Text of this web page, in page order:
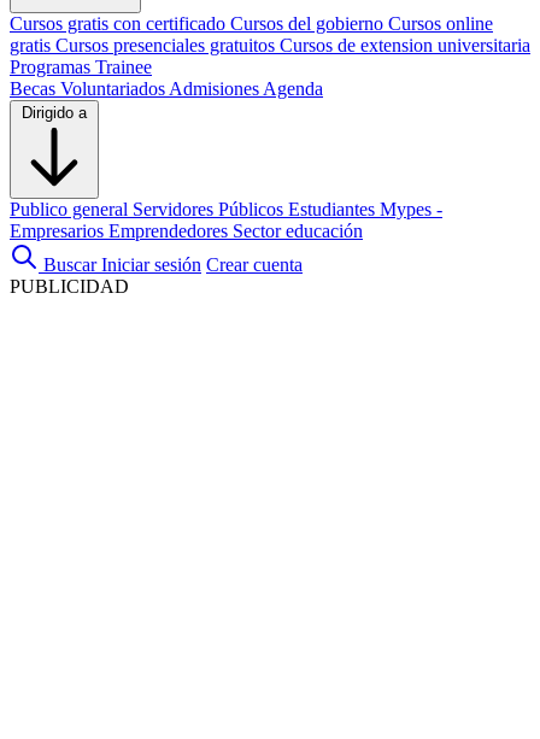
Cursos gratis con certificado Cursos del gobierno Cursos online
gratis Cursos presenciales gratuitos Cursos de extension universitaria
Programas Trainee
Becas Voluntariados Admisiones Agenda
Dirigido a
Publico general Servidores Públicos Estudiantes Mypes -
Empresarios Emprendedores Sector educación
Buscar Iniciar sesión Crear cuenta
PUBLICIDAD